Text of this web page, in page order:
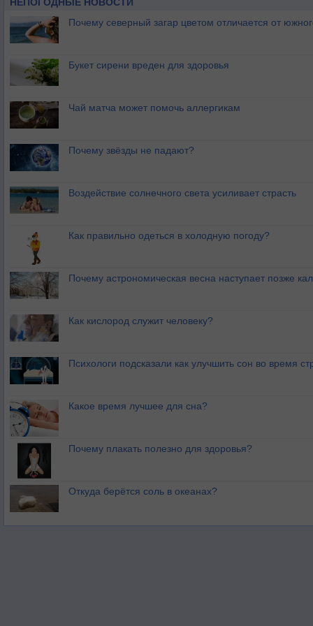
НЕПОГОДНЫЕ НОВОСТИ
Почему северный загар цветом отличается от
Букет сирени вреден для здоровья
Чай матча может помочь аллергикам
Почему звёзды не падают?
Воздействие солнечного света усиливает страсть
Как правильно одеться в холодную погоду?
Почему астрономическая весна наступает позже
Как кислород служит человеку?
Психологи подсказали как улучшить сон во время
Какое время лучшее для сна?
Почему плакать полезно для здоровья?
Откуда берётся соль в океанах?